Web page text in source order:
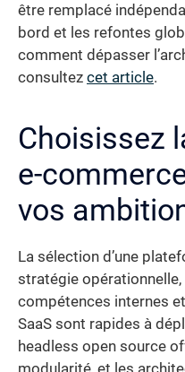
être remplacé
bord et les refontes
comment dépasser
consultez cet article.
Choisissez
e-
vos
La sélection d’une
stratégie
compétences internes
SaaS sont rapides à
headless open source
modularité, et les